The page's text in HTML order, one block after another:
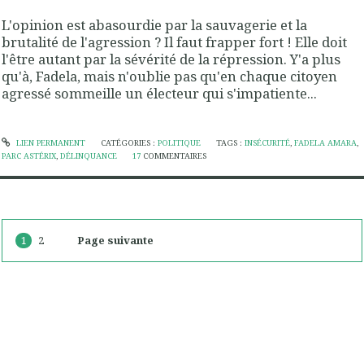
L'opinion est abasourdie par la sauvagerie et la
brutalité de l'agression ? Il faut frapper fort ! Elle doit
l'être autant par la sévérité de la répression. Y'a plus
qu'à, Fadela, mais n'oublie pas qu'en chaque citoyen
agressé sommeille un électeur qui s'impatiente...
LIEN PERMANENT CATÉGORIES : POLITIQUE TAGS :INSÉCURITÉ,FADELA AMARA,
PARC ASTÉRIX, DÉLINQUANCE 17 COMMENTAIRES
1 2 Page suivante